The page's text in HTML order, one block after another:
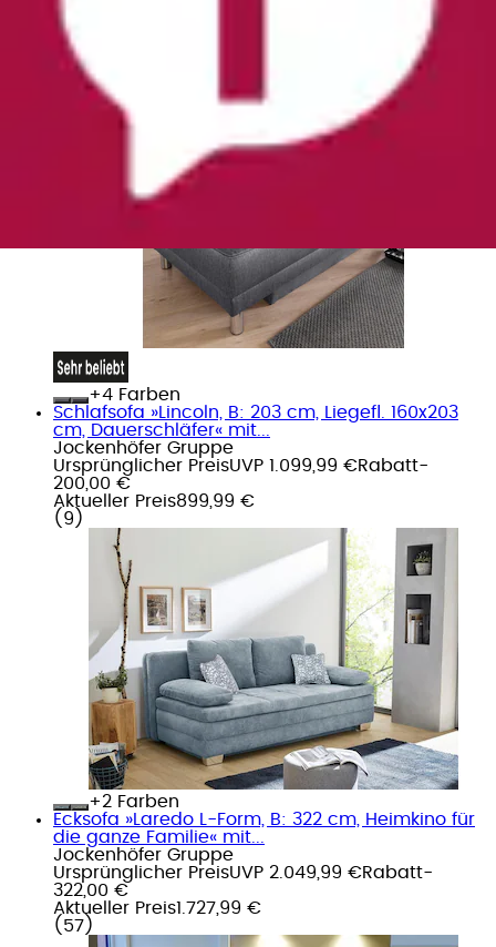
Ursprünglicher Preis
- 100,00
€
Aktueller Preis
28)
+
Farben
Schlafsofa »Lincoln, B: 203 cm, Liegefl. 160x203
cm, Dauerschläfer« mit...
Jockenhöfer Gruppe
Ursprünglicher PreisUVP 1.099,99 €Rabatt-
200,00 €
Aktueller Preis899,99 €
( 9 )
+
Farben
Ecksofa »Laredo L-Form, B: 322 cm, Heimkino für
die ganze Familie« mit...
Jockenhöfer Gruppe
Ursprünglicher PreisUVP 2.049,99 €Rabatt-
322,00 €
Aktueller Preis1.727,99 €
( 57 )